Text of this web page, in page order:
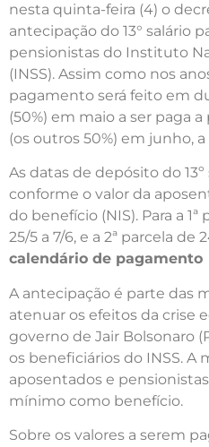
nesta quinta-feira (4) o
antecipação do 13° salário
pensionistas do Instituto
(INSS). Assim como nos
pagamento será feito em
(50%) em maio a ser paga
(os outros 50%) em junho,
As datas de depósito do
conforme o valor da
do benefício (NIS). Para a
25/5 a 7/6, e a 2ª parcela de
calendário de pagamento
A antecipação é parte das
atenuar os efeitos da crise
governo de Jair Bolsonaro
os beneficiários do INSS. A
aposentados e
mínimo como benefício.
Sobre os valores a serem